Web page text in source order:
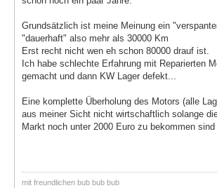
Grundsätzlich ist meine Meinung ein
"dauerhaft" also mehr als 30000 Km
Erst recht nicht wen eh schon 80000 drauf ist.
Ich habe schlechte Erfahrung mit Reparierten
gemacht und dann KW Lager defekt...
Eine komplette Überholung des Motors (alle
aus meiner Sicht nicht wirtschaftlich solange
Markt noch unter 2000 Euro zu bekommen sind
mit freundlichen bub bub bub